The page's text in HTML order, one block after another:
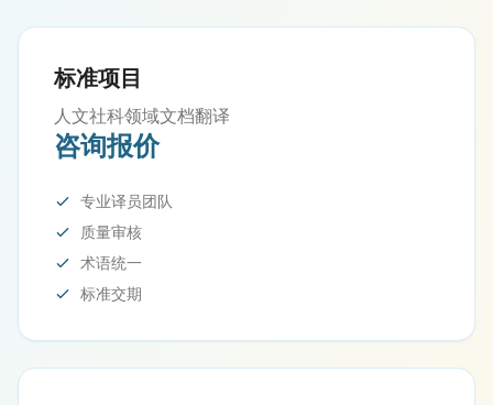
标准项目
人文社科领域文档翻译
咨询报价
专业译员团队
质量审核
术语统一
标准交期